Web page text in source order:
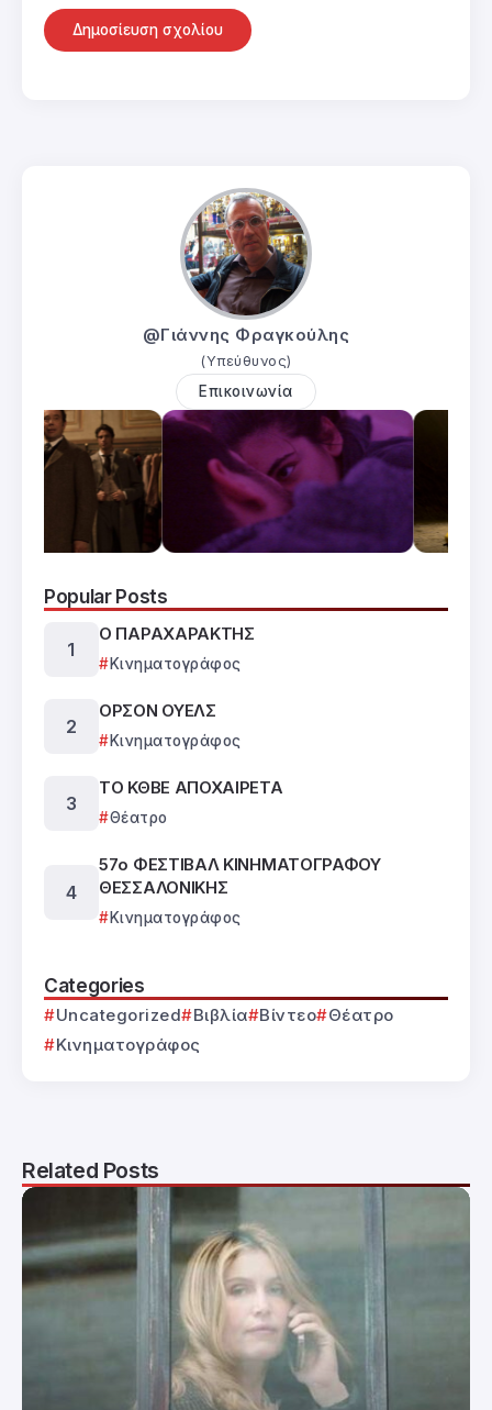
@Γιάννης Φραγκούλης
(Υπεύθυνος)
Επικοινωνία
Popular Posts
Ο ΠΑΡΑΧΑΡΑΚΤΗΣ
Κινηματογράφος
ΟΡΣΟΝ ΟΥΕΛΣ
Κινηματογράφος
ΤΟ ΚΘΒΕ ΑΠΟΧΑΙΡΕΤΑ
Θέατρο
57ο ΦΕΣΤΙΒΑΛ ΚΙΝΗΜΑΤΟΓΡΑΦΟΥ
ΘΕΣΣΑΛΟΝΙΚΗΣ
Κινηματογράφος
Categories
Uncategorized Βιβλία Βίντεο
Θέατρο
Κινηματογράφος
Related Posts